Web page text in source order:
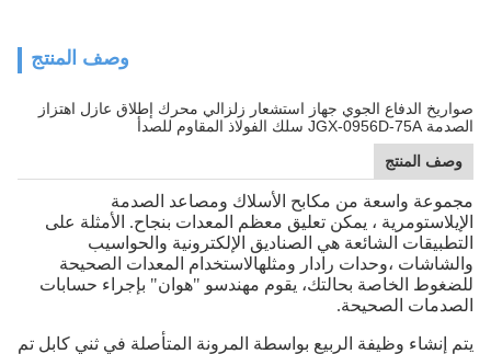
وصف المنتج
صواريخ الدفاع الجوي جهاز استشعار زلزالي محرك إطلاق عازل اهتزاز
الصدمة JGX-0956D-75A سلك الفولاذ المقاوم للصدأ
وصف المنتج
مجموعة واسعة من مكابح الأسلاك ومصاعد الصدمة
الإيلاستومرية ، يمكن تعليق معظم المعدات بنجاح. الأمثلة على
التطبيقات الشائعة هي الصناديق الإلكترونية والحواسيب
والشاشات ،وحدات رادار ومثلهالاستخدام المعدات الصحيحة
للضغوط الخاصة بحالتك، يقوم مهندسو "هوان" بإجراء حسابات
الصدمات الصحيحة.
يتم إنشاء وظيفة الربيع بواسطة المرونة المتأصلة في ثني كابل تم